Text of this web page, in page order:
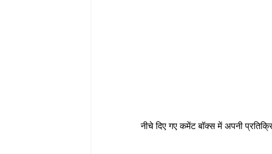
नीचे दिए गए कमेंट बॉक्स में अपनी